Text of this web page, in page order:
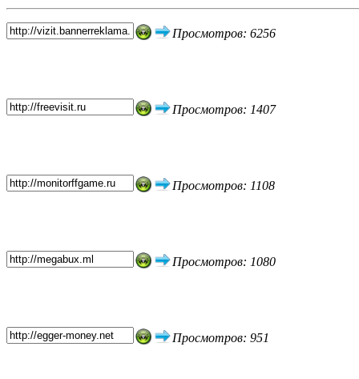
Просмотров: 6256
Просмотров: 1407
Просмотров: 1108
Просмотров: 1080
Просмотров: 951